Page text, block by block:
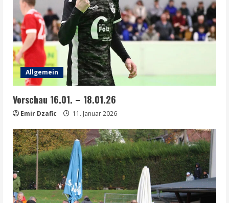
Allgemein
Vorschau 16.01. – 18.01.26
Emir Dzafic 11. Januar 2026